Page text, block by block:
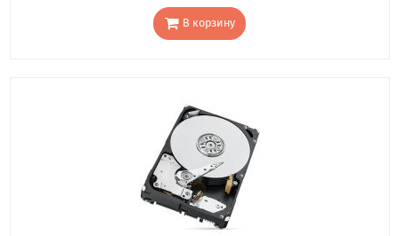
В корзину